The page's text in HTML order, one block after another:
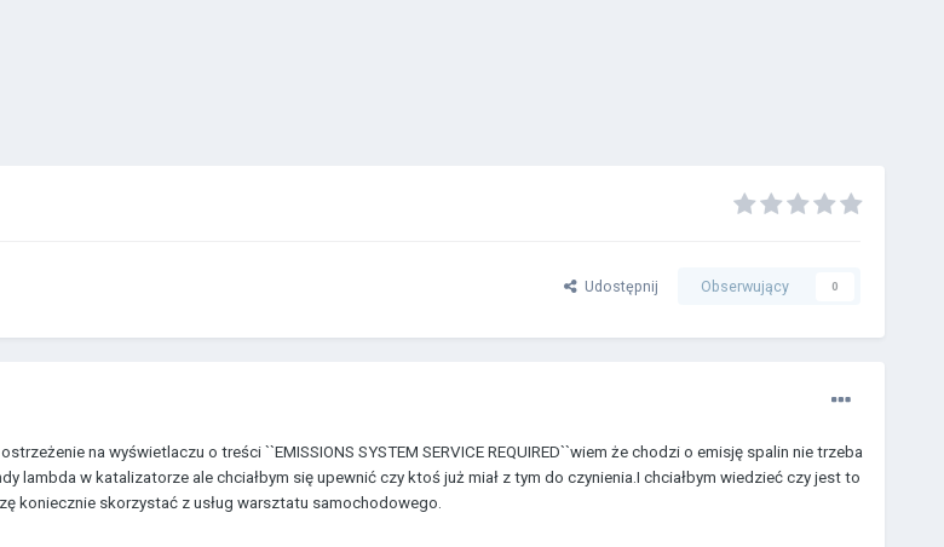
Udostępnij Obserwujący 0
na wyświetlaczu o treści ``EMISSIONS SYSTEM SERVICE REQUIRED``wiem że chodzi o emisję spalin nie trzeba
lambda w katalizatorze ale chciałbym się upewnić czy ktoś już miał z tym do czynienia.I chciałbym wiedzieć czy jest to
koniecznie skorzystać z usług warsztatu samochodowego.